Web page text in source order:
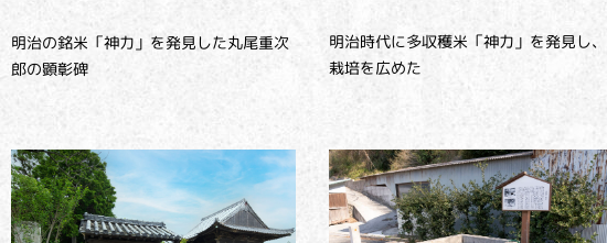
明治の銘米「神力」を発見した丸尾重次
郎の顕彰碑
明治時代に多収穫米「神力」を発見し、
栽培を広めた